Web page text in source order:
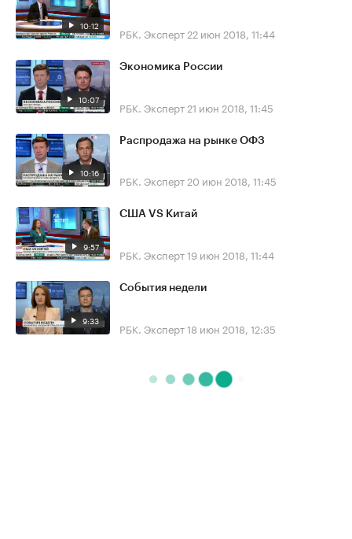
10:12 РБК. Эксперт 22 июн 2018, 11:44
10:07
Экономика России
РБК. Эксперт 21 июн 2018, 11:45
10:16
Распродажа на рынке ОФЗ
РБК. Эксперт 20 июн 2018, 11:45
9:57
США VS Китай
РБК. Эксперт19 июн 2018, 11:44
9:33
События недели
РБК. Эксперт18 июн 2018, 12:35